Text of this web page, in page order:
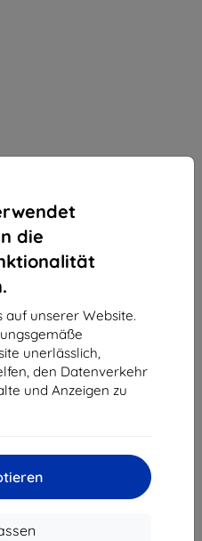
die
auf unserer Website.
unerlässlich,
den Datenverkehr
und Anzeigen zu
1